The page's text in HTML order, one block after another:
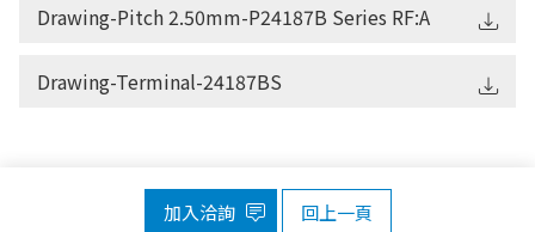
Drawing-Pitch 2.50mm-P24187B Series RF:A
Drawing-Terminal-24187BS
加入洽詢 回上一頁